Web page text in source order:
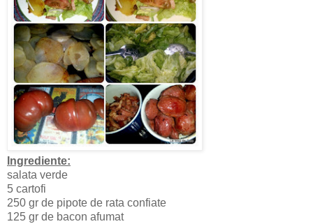
Ingrediente:
salata verde
5 cartofi
250 gr de pipote de rata confiate
125 gr de bacon afumat